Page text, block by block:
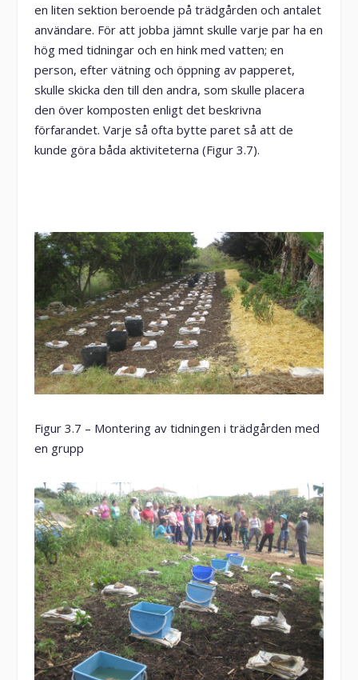
en liten sektion beroende på trädgården och antalet
användare. För att jobba jämnt skulle varje par ha en
hög med tidningar och en hink med vatten; en
person, efter vätning och öppning av papperet,
skulle skicka den till den andra, som skulle placera
den över komposten enligt det beskrivna
förfarandet. Varje så ofta bytte paret så att de
kunde göra båda aktiviteterna (Figur 3.7).
Figur 3.7 – Montering av tidningen i trädgården med
en grupp